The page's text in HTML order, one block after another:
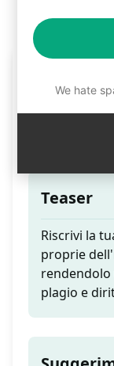
Teaser
Riscrivi la
proprie
rendendolo
plagio e
We hate